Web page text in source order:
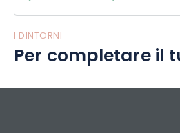
I DINTORNI
Per completare il